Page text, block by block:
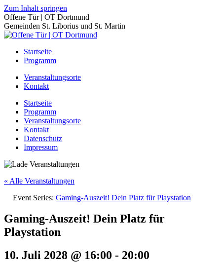
Zum Inhalt springen
Offene Tür | OT Dortmund
Gemeinden St. Liborius und St. Martin
Startseite
Programm
Veranstaltungsorte
Kontakt
Startseite
Programm
Veranstaltungsorte
Kontakt
Datenschutz
Impressum
« Alle Veranstaltungen
Event Series: Gaming-Auszeit! Dein Platz für Playstation
Gaming-Auszeit! Dein Platz für
Playstation
10. Juli 2028 @ 16:00 - 20:00